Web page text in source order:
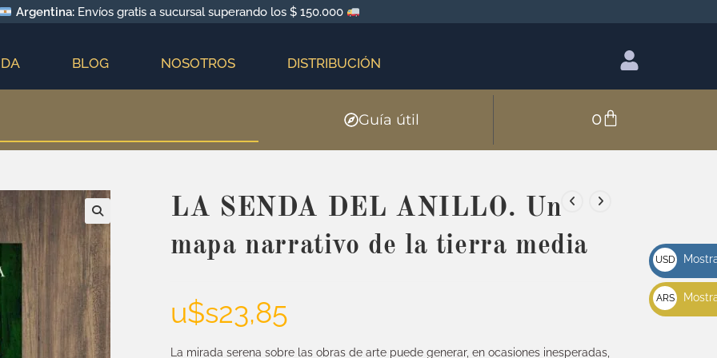
Argentina:Envíos gratis a sucursal superando los $ 150.000
BLOG NOSOTROS DISTRIBUCIÓN
Guía útil 0
LA SENDA DEL ANILLO. Un
mapa narrativo de la tierra media
u$s23,85
La mirada serena sobre las obras de arte puede generar, en ocasiones inesperadas,
USD
u$s
ARS
$